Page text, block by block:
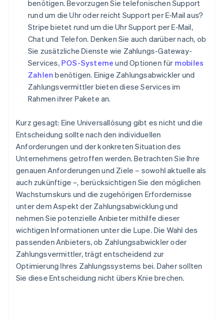
benötigen. Bevorzugen Sie telefonischen Support
rund um die Uhr oder reicht Support per E-Mail aus?
Stripe bietet rund um die Uhr Support per E-Mail,
Chat und Telefon. Denken Sie auch darüber nach, ob
Sie zusätzliche Dienste wie Zahlungs-Gateway-
Services, POS-Systeme und Optionen für mobiles
Zahlen benötigen. Einige Zahlungsabwickler und
Zahlungsvermittler bieten diese Services im
Rahmen ihrer Pakete an.
Kurz gesagt: Eine Universallösung gibt es nicht und die
Entscheidung sollte nach den individuellen
Anforderungen und der konkreten Situation des
Unternehmens getroffen werden. Betrachten Sie Ihre
genauen Anforderungen und Ziele – sowohl aktuelle als
auch zukünftige –, berücksichtigen Sie den möglichen
Wachstumskurs und die zugehörigen Erfordernisse
unter dem Aspekt der Zahlungsabwicklung und
nehmen Sie potenzielle Anbieter mithilfe dieser
wichtigen Informationen unter die Lupe. Die Wahl des
passenden Anbieters, ob Zahlungsabwickler oder
Zahlungsvermittler, trägt entscheidend zur
Optimierung Ihres Zahlungssystems bei. Daher sollten
Sie diese Entscheidung nicht übers Knie brechen.